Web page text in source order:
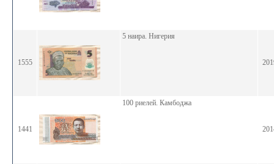
1555
5 наира. Нигерия
1441
100 риелей. Камбоджа